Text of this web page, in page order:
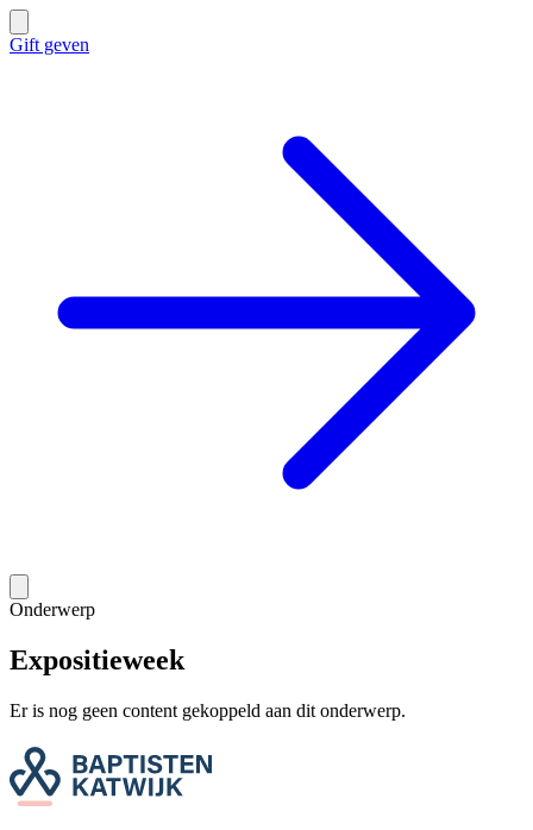
Gift geven
Onderwerp
Expositieweek
Er is nog geen content gekoppeld aan dit onderwerp.